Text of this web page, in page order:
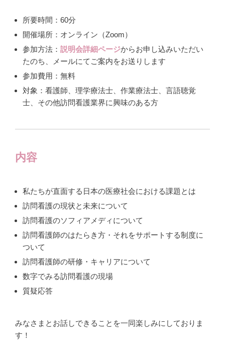
所要時間：60分
開催場所：オンライン（Zoom）
参加方法： 説明会詳細ページからお申し込みいただい
たのち、メールにてご案内をお送りします
参加費用：無料
対象：看護師、理学療法士、作業療法士、言語聴覚
士、その他訪問看護業界に興味のある方
内容
私たちが直面する日本の医療社会における課題とは
訪問看護の現状と未来について
訪問看護のソフィアメディについて
訪問看護師のはたらき方・それをサポートする制度に
ついて
訪問看護師の研修・キャリアについて
数字でみる訪問看護の現場
質疑応答
みなさまとお話しできることを一同楽しみにしておりま
す！